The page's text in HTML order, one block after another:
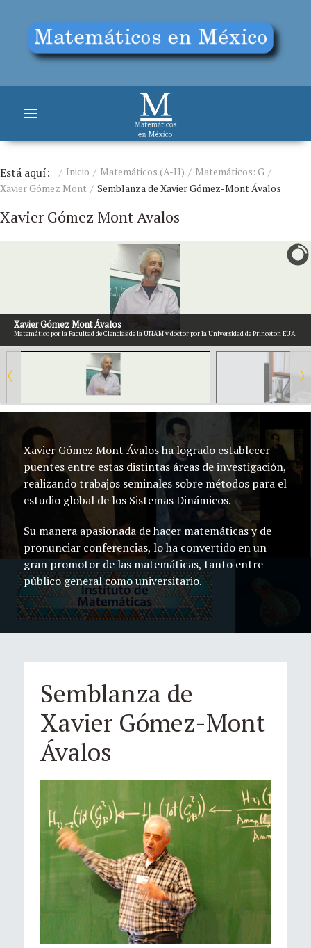
Está aquí: Inicio Matemáticos (A-H)
Matemáticos: G
Xavier Gómez Mont
Semblanza de Xavier Gómez-Mont Ávalos
Xavier Gómez Mont Avalos
Xavier Gómez Mont Ávalos
Matemático por la Facultad de Ciencias de la UNAM y doctor por la Universidad de Princeton EUA
Xavier Gómez Mont Ávalos ha logrado establecer
puentes entre estas distintas áreas de investigación,
realizando trabajos seminales sobre métodos para el
estudio global de los Sistemas Dinámicos.
Su manera apasionada de hacer matemáticas y de
pronunciar conferencias, lo ha convertido en un
gran promotor de las matemáticas, tanto entre
público general como universitario.
Semblanza de
Xavier Gómez-Mont
Ávalos